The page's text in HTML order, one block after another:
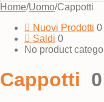
Home/Uomo/Cappotti
Nuovi Prodotti 0
Saldi 0
No product
Cappotti